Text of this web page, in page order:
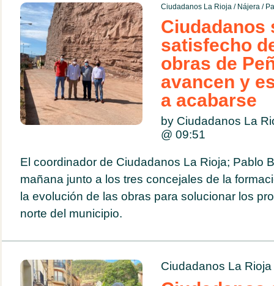
Ciudadanos La Rioja/ Nájera/
Ciudadanos
satisfecho
obras de
avancen y
a acabarse
by Ciudadanos La
@ 09:51
El coordinador de Ciudadanos La Rioja; Pablo
mañana junto a los tres concejales de la
la evolución de las obras para solucionar los
norte del municipio.
Ciudadanos La Rioja